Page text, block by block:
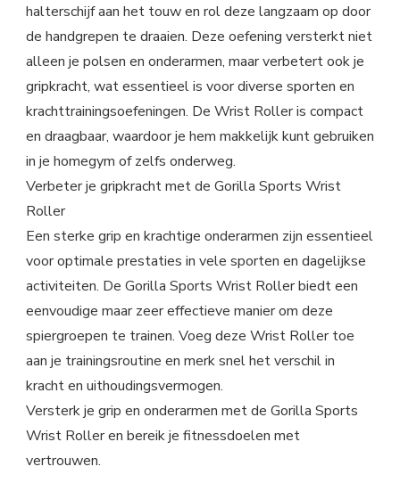
halterschijf aan het touw en rol deze langzaam op door
de handgrepen te draaien. Deze oefening versterkt niet
alleen je polsen en onderarmen, maar verbetert ook je
gripkracht, wat essentieel is voor diverse sporten en
krachttrainingsoefeningen. De Wrist Roller is compact
en draagbaar, waardoor je hem makkelijk kunt gebruiken
in je homegym of zelfs onderweg.
Verbeter je gripkracht met de Gorilla Sports Wrist
Roller
Een sterke grip en krachtige onderarmen zijn essentieel
voor optimale prestaties in vele sporten en dagelijkse
activiteiten. De Gorilla Sports Wrist Roller biedt een
eenvoudige maar zeer effectieve manier om deze
spiergroepen te trainen. Voeg deze Wrist Roller toe
aan je trainingsroutine en merk snel het verschil in
kracht en uithoudingsvermogen.
Versterk je grip en onderarmen met de Gorilla Sports
Wrist Roller en bereik je fitnessdoelen met
vertrouwen.